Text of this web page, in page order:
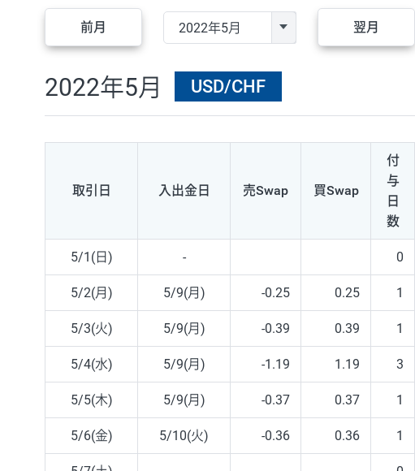
前月 翌月
2022年5月 USD/CHF
取引日 入出金日 売Swap 買Swap
付
与
日
数
5/1(日) - 0
5/2(月) 5/9(月) -0.25 0.25 1
5/3(火) 5/9(月) -0.39 0.39 1
5/4(水) 5/9(月) -1.19 1.19 3
5/5(木) 5/9(月) -0.37 0.37 1
5/6(金) 5/10(火) -0.36 0.36 1